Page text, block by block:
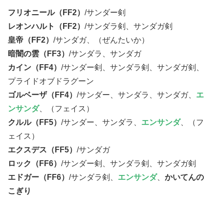
フリオニール（FF2） /サンダー剣
レオンハルト（FF2） /サンダラ剣、サンダガ剣
皇帝（FF2） /サンダガ、（ぜんたいか）
暗闇の雲（FF3） /サンダラ、サンダガ
カイン（FF4） /サンダー剣、サンダラ剣、サンダガ剣、
プライドオブドラグーン
ゴルベーザ（FF4） /サンダー、サンダラ、サンダガ、 エ
ンサンダ、（フェイス）
クルル（FF5） /サンダー、サンダラ、 エンサンダ、（フ
ェイス）
エクスデス（FF5） /サンダガ
ロック（FF6） /サンダー剣、サンダラ剣、サンダガ剣
エドガー（FF6） /サンダラ剣、 エンサンダ、 かいてんの
こぎり